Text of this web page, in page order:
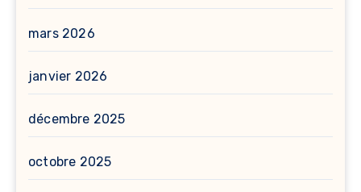
mars 2026
janvier 2026
décembre 2025
octobre 2025